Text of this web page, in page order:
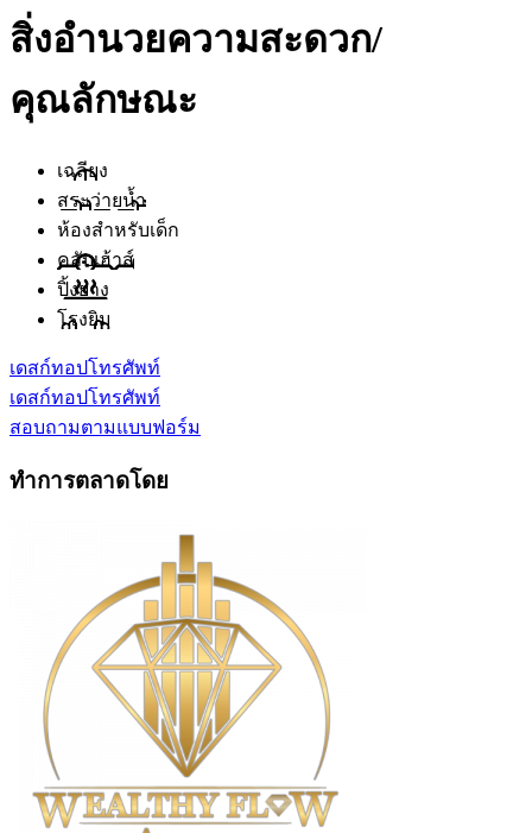
สิ่งอำนวยความสะดวก/
คุณลักษณะ
เฉลียง
สระว่ายน้ำ
ห้องสำหรับเด็ก
คลับเฮ้าส์
ปิ้งย่าง
โรงยิม
เดสก์ทอปโทรศัพท์
เดสก์ทอปโทรศัพท์
สอบถามตามแบบฟอร์ม
ทำการตลาดโดย